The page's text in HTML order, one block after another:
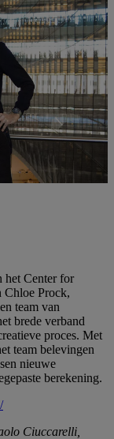
het Center for
Chloe Prock,
team van
brede verband
proces. Met
team belevingen
nieuwe
berekening.
Ciuccarelli,